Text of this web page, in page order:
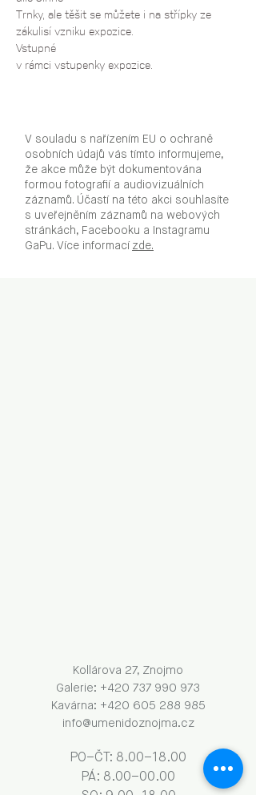
Trnky, ale těšit se můžete i na střípky ze
zákulisí vzniku expozice.
Vstupné
v rámci vstupenky expozice.
V souladu s nařízením EU o ochraně
osobních údajů vás tímto informujeme,
že akce může být dokumentována
formou fotografií a audiovizuálních
záznamů. Účastí na této akci souhlasíte
s uveřejněním záznamů na webových
stránkách, Facebooku a Instagramu
GaPu. Více informací zde.
Kollárova 27, Znojmo
Galerie: +420 737 990 973
Kavárna: +420 605 288 985
info@umenidoznojma.cz
PO–ČT: 8.00–18.00
​​​PÁ: 8.00–00.00